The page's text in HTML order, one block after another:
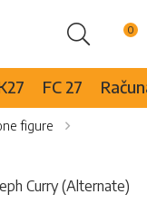
Pretraži
Skip
Content
FC 27
figure